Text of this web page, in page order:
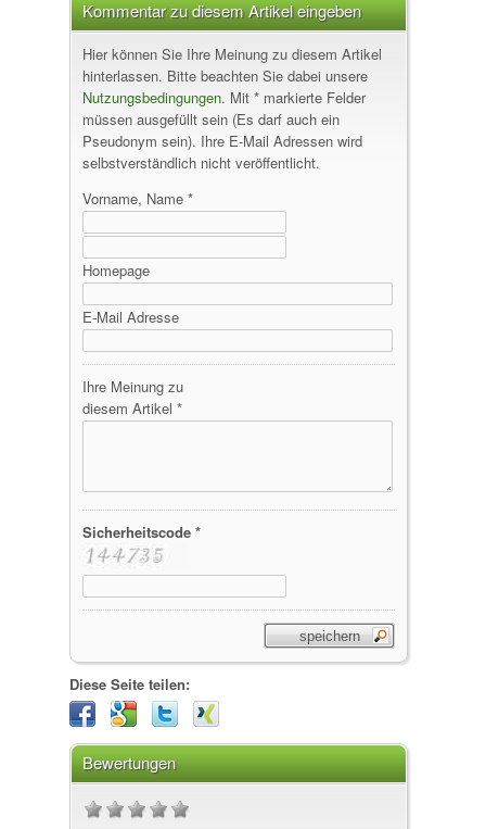
Kommentar zu diesem Artikel eingeben
Hier können Sie Ihre Meinung zu diesem Artikel
hinterlassen. Bitte beachten Sie dabei unsere
Nutzungsbedingungen. Mit * markierte Felder
müssen ausgefüllt sein (Es darf auch ein
Pseudonym sein). Ihre E-Mail Adressen wird
selbstverständlich nicht veröffentlicht.
Vorname, Name *
Homepage
E-Mail Adresse
Ihre Meinung zu
diesem Artikel *
Sicherheitscode *
Diese Seite teilen:
Bewertungen